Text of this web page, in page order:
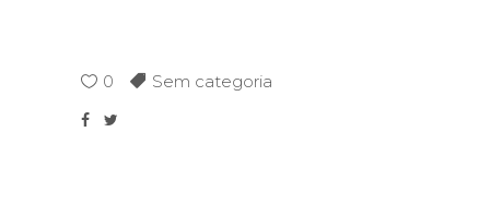
0 Sem categoria